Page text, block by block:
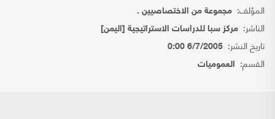
المؤلف: مجموعة من الاختصاصيين .
الناشر: مركز سبا للدراسات الاستراتيجية [اليمن]
تاريخ النشر: 6/7/2005 0:00
القسم: العموميات